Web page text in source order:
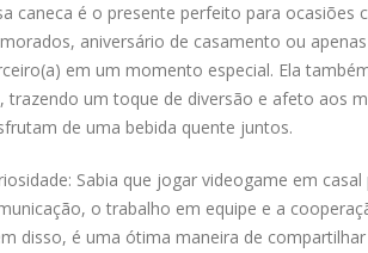
caneca é o presente perfeito para ocasiões
aniversário de casamento ou
em um momento especial. Ela
trazendo um toque de diversão e afeto aos
de uma bebida quente juntos.
Sabia que jogar videogame em
o trabalho em equipe e a
disso, é uma ótima maneira de